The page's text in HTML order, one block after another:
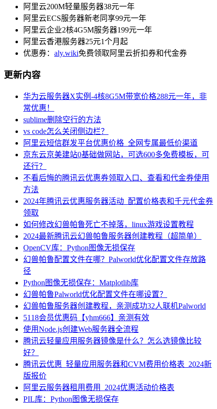
阿里云200M轻量服务器38元一年
阿里云ECS服务器新老同享99元一年
阿里云企业2核4G5M服务器199元一年
阿里云香港服务器25元1个月起
优惠券： aly.wiki免费领取阿里云折扣券和代金券
更新内容
华为云服务器X实例-4核8G5M带宽价格288元一年，非
常优惠！
sublime删除空行的方法
vs code怎么关闭侧边栏？
阿里云短信群发平台优惠价格_全网专属最低价渠道
京东云京美建站0基础做网站，可选600多免费模板，可
还行？
不看后悔的腾讯云优惠券领取入口、查看和代金券使用
方法
2024年腾讯云优惠服务器活动_配置价格表和千元代金券
领取
如何修改幻兽帕鲁死亡不掉落，linux游戏设置教程
2024最新腾讯云幻兽帕鲁服务器创建教程（超简单）
OpenCV库：Python图像无损保存
幻兽帕鲁配置文件在哪？Palworld优化配置文件存放路
径
Python图像无损保存：Matplotlib库
幻兽帕鲁Palworld优化配置文件在哪设置？
幻兽帕鲁服务器创建教程，亲测成功32人联机Palworld
5118会员优惠码【yhm666】亲测有效
使用Node.js创建Web服务器全流程
腾讯云轻量应用服务器镜像是什么？怎么选镜像比较
好？
腾讯云优惠_轻量应用服务器和CVM费用价格表_2024新
版报价
阿里云服务器租用费用_2024优惠活动价格表
PIL库：Python图像无损保存